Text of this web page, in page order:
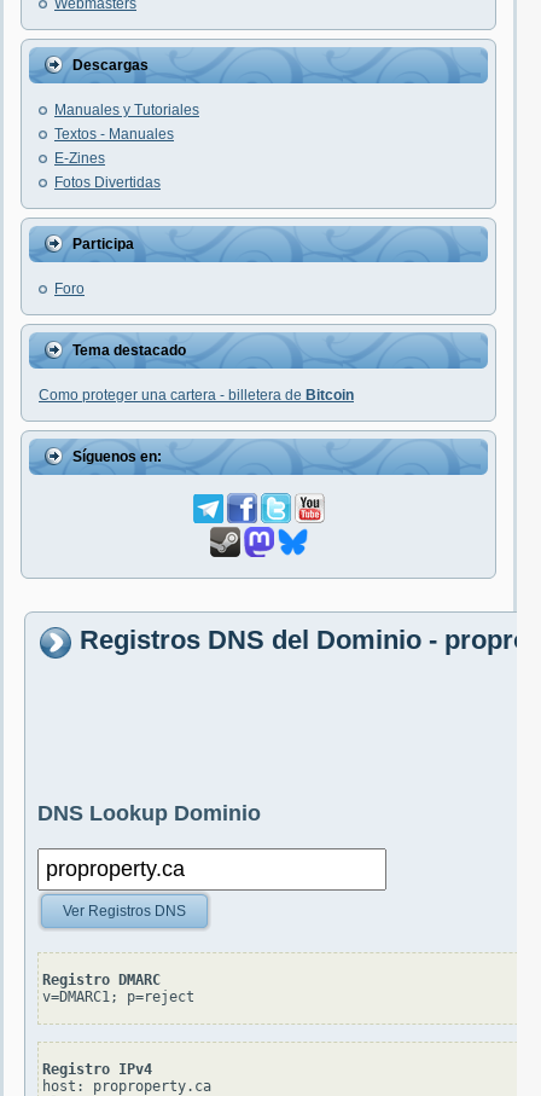
Webmasters
Descargas
Manuales y Tutoriales
Textos - Manuales
E-Zines
Fotos Divertidas
Participa
Foro
Tema destacado
Como proteger una cartera - billetera de Bitcoin
Síguenos en:
Registros DNS del Dominio -
DNS Lookup Dominio
Ver Registros DNS
Registro DMARC
v=DMARC1; p=reject
Registro IPv4
host: proproperty.ca